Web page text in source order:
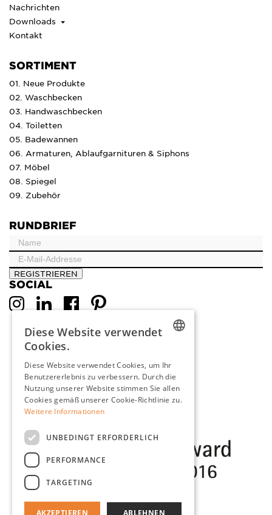
Nachrichten
Downloads
Kontakt
SORTIMENT
01. Neue Produkte
02. Waschbecken
03. Handwaschbecken
04. Toiletten
05. Badewannen
06. Armaturen, Ablaufgarnituren & Siphons
07. Möbel
08. Spiegel
09. Zubehör
RUNDBRIEF
REGISTRIEREN
SOCIAL
ENGLISH
FRENCH
Diese Website verwendet
Cookies.
Diese Website verwendet Cookies, um Ihr
Benutzererlebnis zu verbessern. Durch die
Nutzung unserer Website stimmen Sie allen
Cookies gemäß unserer Cookie-Richtlinie zu.
Weitere Informationen
UNBEDINGT ERFORDERLICH
PERFORMANCE
TARGETING
AKZEPTIEREN ABLEHNEN